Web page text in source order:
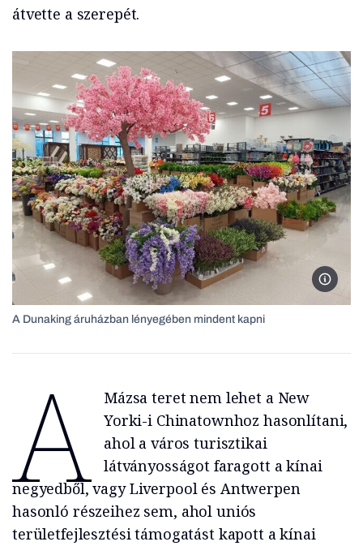
átvette a szerepét.
A
A Dunaking áruházban lényegében mindent kapni
A
Mázsa teret nem lehet a New
Yorki-i Chinatownhoz hasonlítani,
ahol a város turisztikai
látványosságot faragott a kínai
negyedből, vagy Liverpool és Antwerpen
hasonló részeihez sem, ahol uniós
területfejlesztési támogatást kapott a kínai